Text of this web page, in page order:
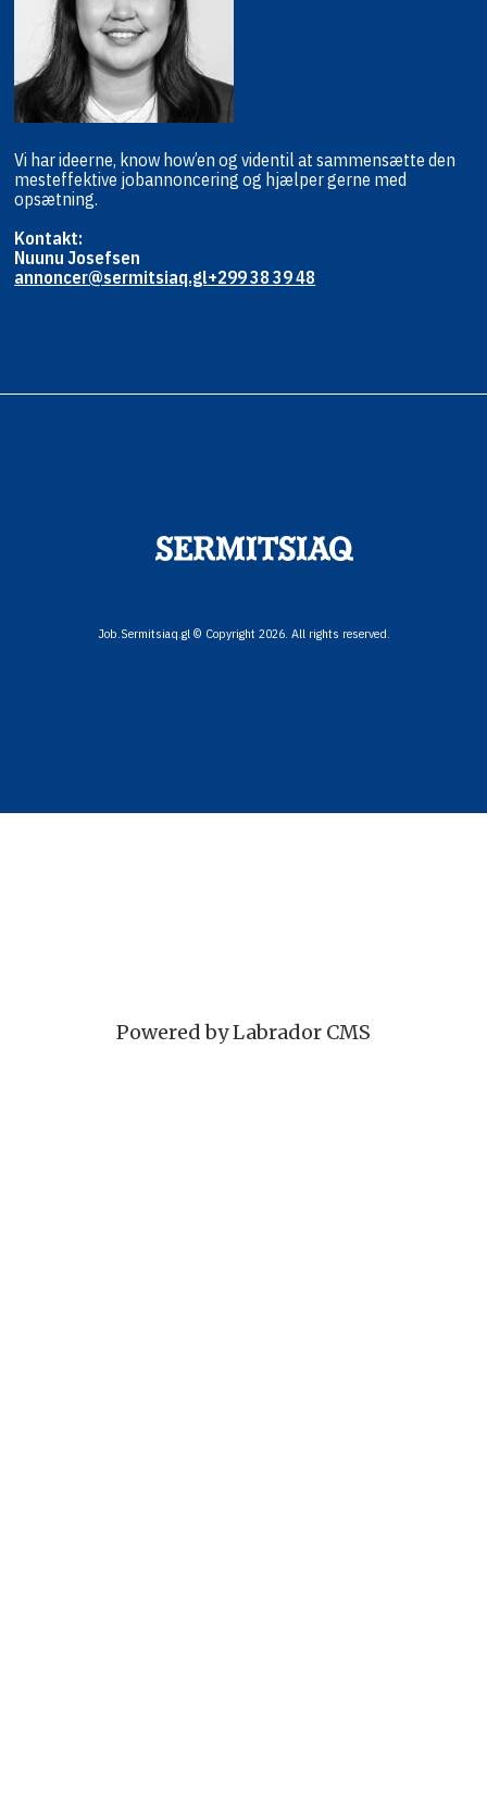
Vi har ideerne, know how’en og videntil at sammensætte den
mesteffektive jobannoncering og hjælpergerne med
opsætning.
Kontakt:
Nuunu Josefsen
annoncer@sermitsiaq.gl+299 38 39 48
Job.Sermitsiaq.gl © Copyright 2026. All rights reserved.
Powered by Labrador CMS